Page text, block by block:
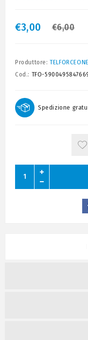
€3,00 €6,00
Produttore: TELFORCEONE
Cod.: TFO-
Spedizione